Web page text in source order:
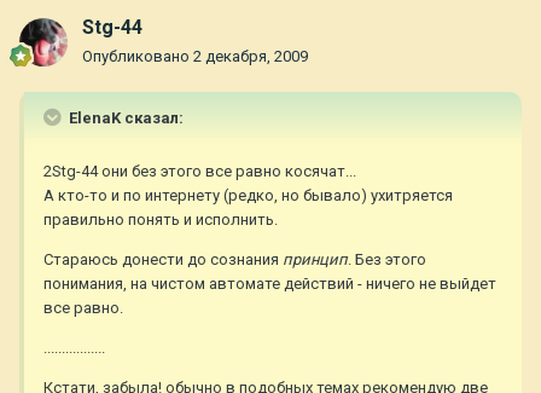
Stg-44
Опубликовано 2 декабря, 2009
ElenaK сказал:
2Stg-44 они без этого все равно косячат...
А кто-то и по интернету (редко, но бывало) ухитряется
правильно понять и исполнить.
Стараюсь донести до сознания принцип. Без этого
понимания, на чистом автомате действий - ничего не выйдет
все равно.
.................
Кстати, забыла! обычно в подобных темах рекомендую две